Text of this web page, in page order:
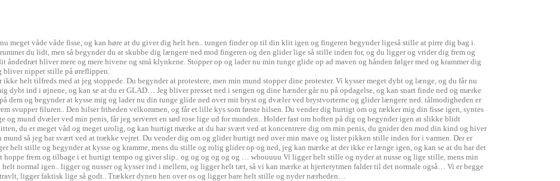
meget våde våde fisse, og kan høre at du giver dig helt hen.. tungen finder op til din klit igen og fingeren begynder ligeså stille at pirre dig bag i.
du lidt, men så begynder du at skubbe dig længere ned mod fingeren og den glider lige så stille inden for, og du ligger og vrider dig frem og
åndedræt bliver mere og mere hivene og små klynkene. Stopper op og lader nu min tunge glide op ad maven og hånden følger med og krammer dig
bliver nippet stille på øreflippen.
helt tilfreds med at jeg stoppede. Du begynder at protestere, men min mund stopper dine protester. Vi kysser meget dybt og længe, og du får nu
ind i øjnene, og kan se at du er GLAD… Jeg bliver presset ned i sengen og dine hænder går nu på opdagelse, og kan snart finde ned og mærke
dem og begynder at kysse mig og lader nu din tunge glide ned over mit bryst og dvæler ved brystvorterne og glider længere ned. tålmodigheden er
svupper filuren.. Den hilser friheden velkommen, og får et lille kys som første hilsen. Du vender dig hurtigt om og rækker mig din fisse igen, syntes
mund dvæler ved min penis, får jeg serveret en sød rose lige ud for munden.. Holder fast om hoften på dig og begynder igen at slikke blidt
du er meget våd og meget urolig, og kan hurtigt mærke at du har svært ved at koncentrere dig om min penis, du gnider den mod din kind og hiver
så jeg har svært ved at trække vejret. Du vender dig om og glider hurtigt ned over min mave og lister pikken stille inden for i varmen. Der er
helt stille og begynder at kysse og kramme, mens du stille og rolig glider op og ned, jeg kan mærke at der ikke er længe igen, og kan se at du har det
hoppe frem og tilbage i et hurtigt tempo og giver slip.. og og og og og og … whouuuu Vi ligger helt stille og nyder at nusse og lige stille, mens min
normal igen.. ligger og nusser og kysser ind i mellem, og ligger helt tæt, så vi kan mærke at hjerterytmen falder til det normale også… Vi er begge
ligger faktisk lige så godt.. Trækker dynen hen over os og ligger bare helt stille og nyder nærheden…